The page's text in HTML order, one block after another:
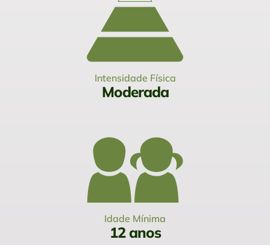
Intensidade Física
Moderada
Idade Mínima
12 anos